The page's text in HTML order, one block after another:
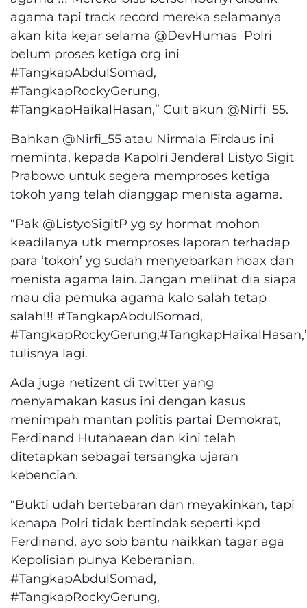
agama tapi track record mereka selamanya
akan kita kejar selama @DevHumas_Polri
belum proses ketiga org ini
#TangkapAbdulSomad,
#TangkapRockyGerung,
#TangkapHaikalHasan,” Cuit akun @Nirfi_55.
Bahkan @Nirfi_55 atau Nirmala Firdaus ini
meminta, kepada Kapolri Jenderal Listyo Sigit
Prabowo untuk segera memproses ketiga
tokoh yang telah dianggap menista agama.
“Pak @ListyoSigitP yg sy hormat mohon
keadilanya utk memproses laporan terhadap
para ‘tokoh’ yg sudah menyebarkan hoax dan
menista agama lain. Jangan melihat dia siapa
mau dia pemuka agama kalo salah tetap
salah!!! #TangkapAbdulSomad,
tulisnya lagi.
Ada juga netizent di twitter yang
menyamakan kasus ini dengan kasus
menimpah mantan politis partai Demokrat,
Ferdinand Hutahaean dan kini telah
ditetapkan sebagai tersangka ujaran
kebencian.
“Bukti udah bertebaran dan meyakinkan, tapi
kenapa Polri tidak bertindak seperti kpd
Ferdinand, ayo sob bantu naikkan tagar aga
Kepolisian punya Keberanian.
#TangkapAbdulSomad,
#TangkapRockyGerung,